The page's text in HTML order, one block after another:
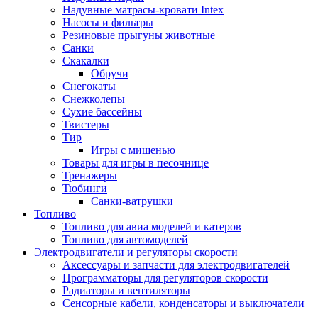
Надувные матрасы-кровати Intex
Насосы и фильтры
Резиновые прыгуны животные
Санки
Скакалки
Обручи
Снегокаты
Снежколепы
Сухие бассейны
Твистеры
Тир
Игры с мишенью
Товары для игры в песочнице
Тренажеры
Тюбинги
Санки-ватрушки
Топливо
Топливо для авиа моделей и катеров
Топливо для автомоделей
Электродвигатели и регуляторы скорости
Аксессуары и запчасти для электродвигателей
Программаторы для регуляторов скорости
Радиаторы и вентиляторы
Сенсорные кабели, конденсаторы и выключатели